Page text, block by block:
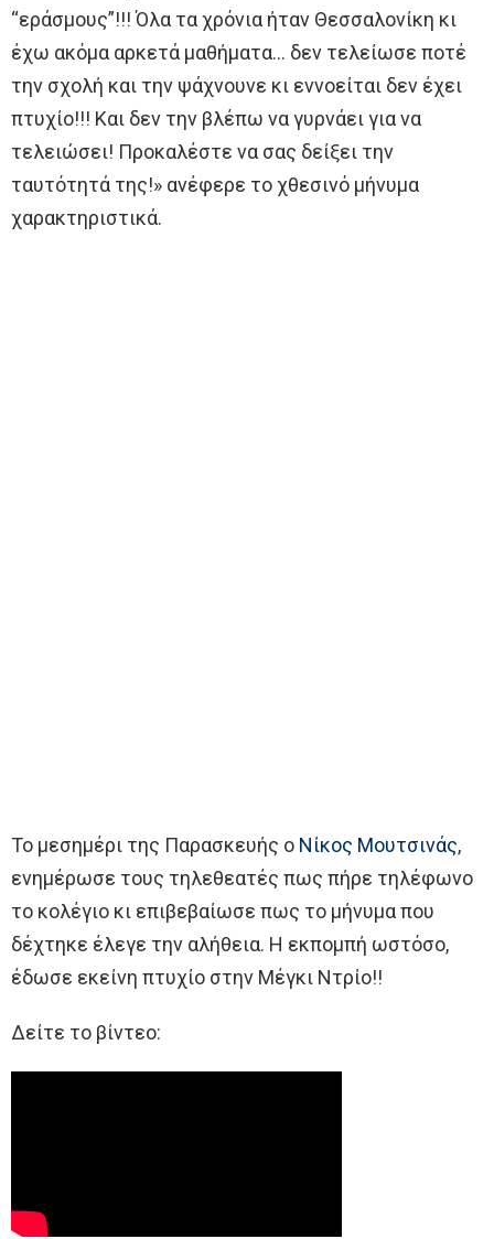
“εράσμους”!!! Όλα τα χρόνια ήταν Θεσσαλονίκη κι
έχω ακόμα αρκετά μαθήματα… δεν τελείωσε ποτέ
την σχολή και την ψάχνουνε κι εννοείται δεν έχει
πτυχίο!!! Και δεν την βλέπω να γυρνάει για να
τελειώσει! Προκαλέστε να σας δείξει την
ταυτότητά της!» ανέφερε το χθεσινό μήνυμα
χαρακτηριστικά.
Το μεσημέρι της Παρασκευής ο Νίκος Μουτσινάς,
ενημέρωσε τους τηλεθεατές πως πήρε τηλέφωνο
το κολέγιο κι επιβεβαίωσε πως το μήνυμα που
δέχτηκε έλεγε την αλήθεια. Η εκπομπή ωστόσο,
έδωσε εκείνη πτυχίο στην Μέγκι Ντρίο!!
Δείτε το βίντεο: